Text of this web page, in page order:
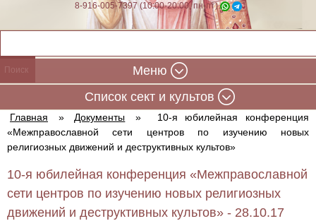
8-916-005-7397 (10:00-20:00, пн-пт)
Меню
Cписок сект и культов
Главная » Документы »
10-я юбилейная конференция
«Межправославной сети центров по изучению новых
религиозных движений и деструктивных культов»
10-я юбилейная конференция «Межправославной
сети центров по изучению новых религиозных
движений и деструктивных культов» - 28.10.17